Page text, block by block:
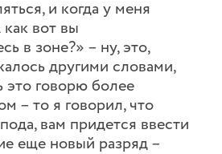
и когда у меня
вот вы
в зоне?» – ну, это,
другими словами,
это говорю более
– то я говорил, что
вам придется ввести
еще новый разряд –